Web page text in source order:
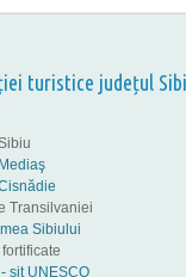
turistice județul
Transilvaniei
Sibiului
sit UNESCO